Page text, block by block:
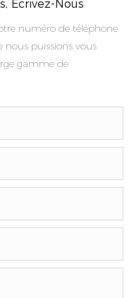
Écrivez-Nous
numéro de téléphone
puissions vous
gamme de